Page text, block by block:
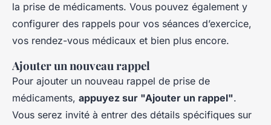
la prise de médicaments. Vous pouvez également y
configurer des rappels pour vos séances d’exercice,
vos rendez-vous médicaux et bien plus encore.
Ajouter un nouveau rappel
Pour ajouter un nouveau rappel de prise de
médicaments, appuyez sur "Ajouter un rappel".
Vous serez invité à entrer des détails spécifiques sur